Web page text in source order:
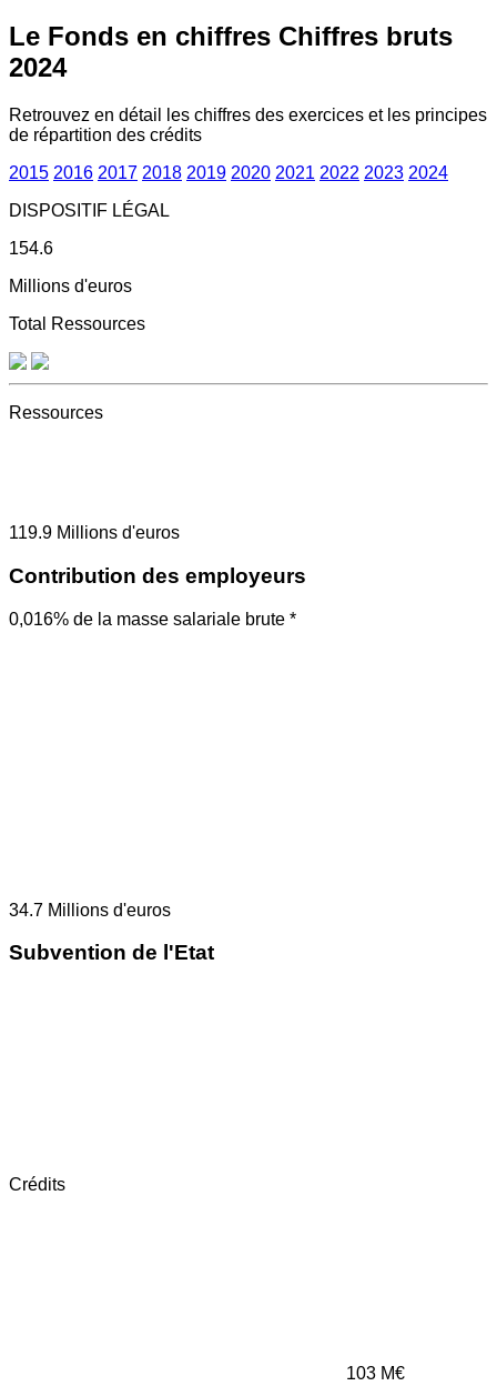
Le Fonds en chiffres Chiffres bruts
2024
Retrouvez en détail les chiffres des exercices et les principes
de répartition des crédits
2015 2016 2017 2018 2019 2020 2021 2022 2023 2024
DISPOSITIF LÉGAL
154.6
Millions d'euros
Total Ressources
Ressources
119.9 Millions d'euros
Contribution des employeurs
0,016% de la masse salariale brute *
34.7 Millions d'euros
Subvention de l'Etat
Crédits
103 M€